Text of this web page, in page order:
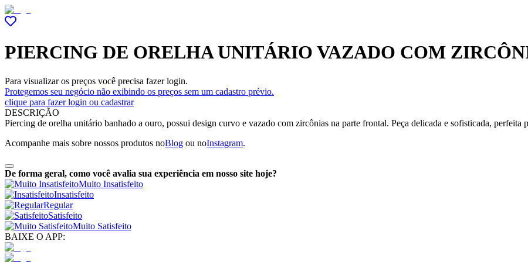
PIERCING DE ORELHA UNITÁRIO VAZADO COM
Para visualizar os preços você precisa fazer login.
Protegemos seu negócio não exibindo os preços sem um cadastro prévio.
clique para fazer login ou cadastrar
DESCRIÇÃO
Piercing de orelha unitário banhado a ouro, possui design curvo e vazado com zircônias na parte frontal. Peça delicada e sofisticada, perfeita
Acompanhe mais sobre nossos produtos noBlog ou noInstagram.
De forma geral, como você avalia sua experiência em nosso site hoje?
Muito Insatisfeito
Insatisfeito
Regular
Satisfeito
Muito Satisfeito
BAIXE O APP: